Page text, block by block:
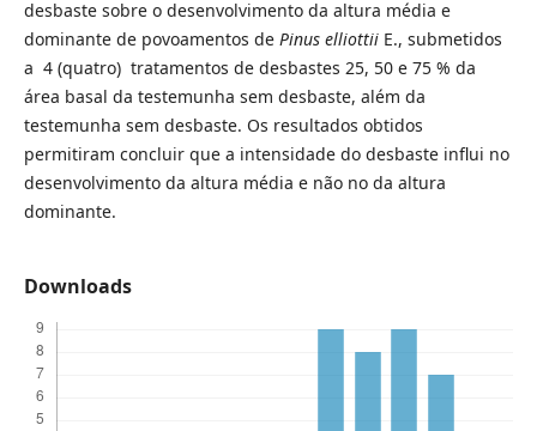
desbaste sobre o desenvolvimento da altura média e
dominante de povoamentos de Pinus elliottii E., submetidos
a 4 (quatro) tratamentos de desbastes 25, 50 e 75 % da
área basal da testemunha sem desbaste, além da
testemunha sem desbaste. Os resultados obtidos
permitiram concluir que a intensidade do desbaste influi no
desenvolvimento da altura média e não no da altura
dominante.
Downloads